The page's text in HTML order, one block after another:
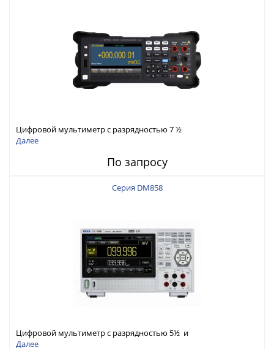
Цифровой мультиметр с разрядностью 7 ½
Далее
По запросу
Серия DM858
Цифровой мультиметр с разрядностью 5½ и
интерфейсами USB-device, USB-host, LAN и Web control
Далее